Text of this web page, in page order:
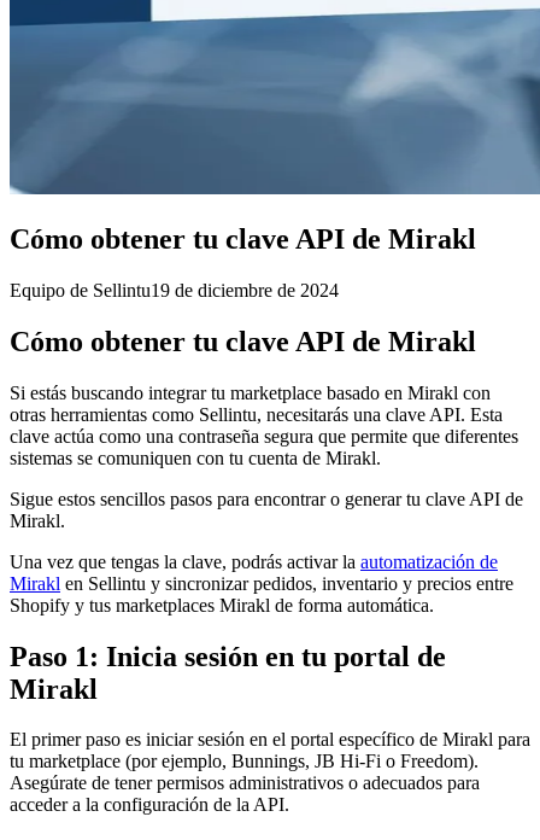
Cómo obtener tu clave API de Mirakl
Equipo de Sellintu19 de diciembre de 2024
Cómo obtener tu clave API de Mirakl
Si estás buscando integrar tu marketplace basado en Mirakl con
otras herramientas como Sellintu, necesitarás una clave API. Esta
clave actúa como una contraseña segura que permite que diferentes
sistemas se comuniquen con tu cuenta de Mirakl.
Sigue estos sencillos pasos para encontrar o generar tu clave API de
Mirakl.
Una vez que tengas la clave, podrás activar la automatización de
Mirakl en Sellintu y sincronizar pedidos, inventario y precios entre
Shopify y tus marketplaces Mirakl de forma automática.
Paso 1: Inicia sesión en tu portal de
Mirakl
El primer paso es iniciar sesión en el portal específico de Mirakl para
tu marketplace (por ejemplo, Bunnings, JB Hi-Fi o Freedom).
Asegúrate de tener permisos administrativos o adecuados para
acceder a la configuración de la API.